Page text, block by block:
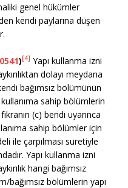
genel hükümler
kendi paylarına düşen
)[4] Yapı kullanma izni
dolayı meydana
bağımsız bölümünün
kullanıma sahip bölümlerin
(c) bendi uyarınca
sahip bölümler için
ile çarpılması suretiyle
Yapı kullanma izni
hangi bağımsız
bölümlerin yapı